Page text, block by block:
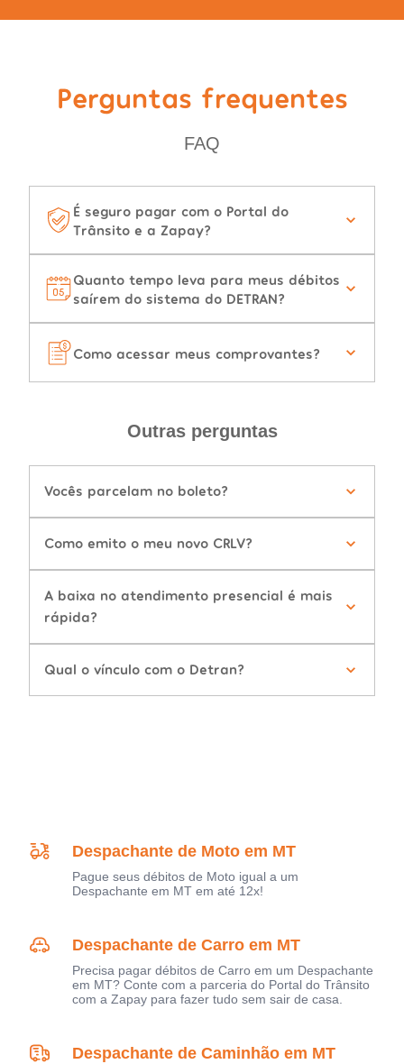
Perguntas frequentes
FAQ
É seguro pagar com o Portal do
Trânsito e a Zapay?
Quanto tempo leva para meus débitos
saírem do sistema do DETRAN?
Como acessar meus comprovantes?
Outras perguntas
Vocês parcelam no boleto?
Como emito o meu novo CRLV?
A baixa no atendimento presencial é mais
rápida?
Qual o vínculo com o Detran?
Despachante de Moto em MT
Pague seus débitos de Moto igual a um
Despachante em MT em até 12x!
Despachante de Carro em MT
Precisa pagar débitos de Carro em um Despachante
em MT? Conte com a parceria do Portal do Trânsito
com a Zapay para fazer tudo sem sair de casa.
Despachante de Caminhão em MT